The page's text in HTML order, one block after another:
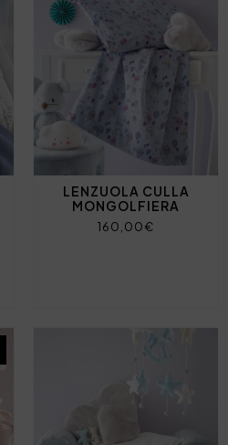
LENZUOLA CULLA
MONGOLFIERA
160,00€